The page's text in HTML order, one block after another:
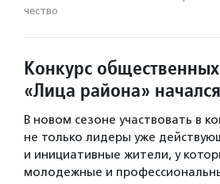
чест­во
Конкурс
«Лица района»
В новом сезоне участвовать в
не только лидеры уже
и инициативные жители, у
молодежные и